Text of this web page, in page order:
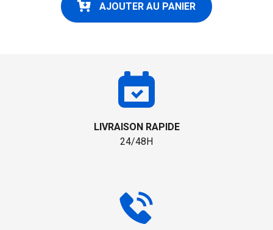
AJOUTER AU PANIER
LIVRAISON RAPIDE
24/48H